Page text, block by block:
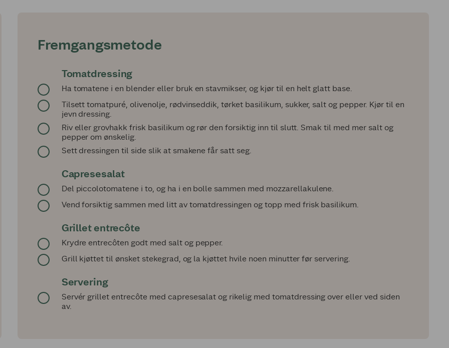
Fremgangsmetode
Tomatdressing
Ha tomatene i en blender eller bruk en stavmikser, og kjør til en helt glatt base.
Tilsett tomatpuré, olivenolje, rødvinseddik, tørket basilikum, sukker, salt og pepper. Kjør til en
jevn dressing.
Riv eller grovhakk frisk basilikum og rør den forsiktig inn til slutt. Smak til med mer salt og
pepper om ønskelig.
Sett dressingen til side slik at smakene får satt seg.
Capresesalat
Del piccolotomatene i to, og ha i en bolle sammen med mozzarellakulene.
Vend forsiktig sammen med litt av tomatdressingen og topp med frisk basilikum.
Grillet entrecôte
Krydre entrecôten godt med salt og pepper.
Grill kjøttet til ønsket stekegrad, og la kjøttet hvile noen minutter før servering.
Servering
Servér grillet entrecôte med capresesalat og rikelig med tomatdressing over eller ved siden
av.